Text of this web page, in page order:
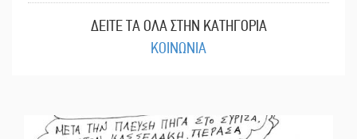
ΔΕΙΤΕ ΤΑ ΟΛΑ ΣΤΗΝ ΚΑΤΗΓΟΡΙΑ
ΚΟΙΝΩΝΙΑ